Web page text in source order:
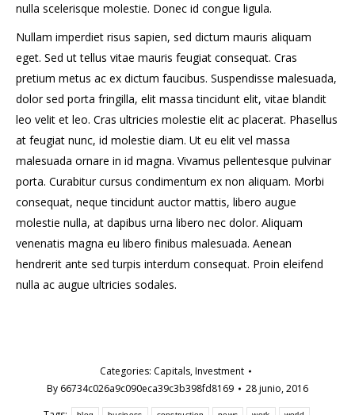
nulla scelerisque molestie. Donec id congue ligula.
Nullam imperdiet risus sapien, sed dictum mauris aliquam
eget. Sed ut tellus vitae mauris feugiat consequat. Cras
pretium metus ac ex dictum faucibus. Suspendisse malesuada,
dolor sed porta fringilla, elit massa tincidunt elit, vitae blandit
leo velit et leo. Cras ultricies molestie elit ac placerat. Phasellus
at feugiat nunc, id molestie diam. Ut eu elit vel massa
malesuada ornare in id magna. Vivamus pellentesque pulvinar
porta. Curabitur cursus condimentum ex non aliquam. Morbi
consequat, neque tincidunt auctor mattis, libero augue
molestie nulla, at dapibus urna libero nec dolor. Aliquam
venenatis magna eu libero finibus malesuada. Aenean
hendrerit ante sed turpis interdum consequat. Proin eleifend
nulla ac augue ultricies sodales.
Categories: Capitals,Investment
By 66734c026a9c090eca39c3b398fd8169
28 junio, 2016